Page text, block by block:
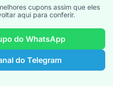
cupons assim que eles
aqui para conferir.
do WhatsApp
do Telegram